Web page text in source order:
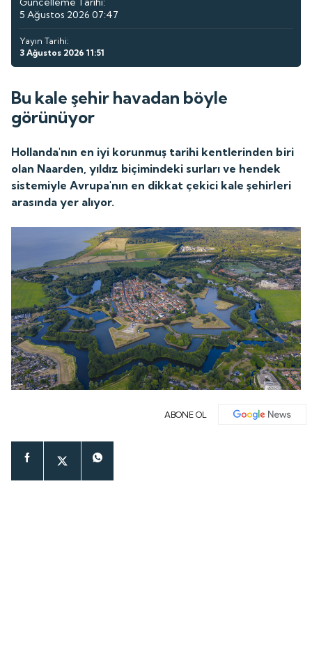
5 Ağustos 2026 07:47
Yayın Tarihi:
3 Ağustos 2026 11:51
Bu kale şehir havadan böyle
görünüyor
Hollanda'nın en iyi korunmuş tarihi kentlerinden biri
olan Naarden, yıldız biçimindeki surları ve hendek
sistemiyle Avrupa'nın en dikkat çekici kale şehirleri
arasında yer alıyor.
ABONE OL